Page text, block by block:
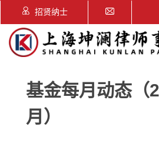
招贤纳士
基金每月动态（
月）